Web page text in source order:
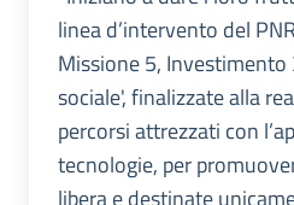
linea d’intervento del
Missione 5,
sociale', finalizzate alla
percorsi attrezzati con
tecnologie, per
libera e destinate